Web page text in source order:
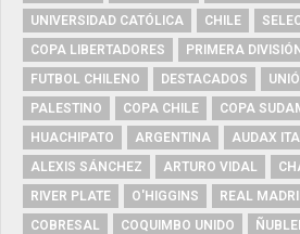
UNIVERSIDAD CATÓLICA
CHILE
COPA LIBERTADORES
PRIMERA
FUTBOL CHILENO
DESTACADOS
PALESTINO
COPA CHILE
COPA
HUACHIPATO
ARGENTINA
AUDAX
ALEXIS SÁNCHEZ
ARTURO VIDAL
RIVER PLATE
O'HIGGINS REAL
COBRESAL
COQUIMBO UNIDO